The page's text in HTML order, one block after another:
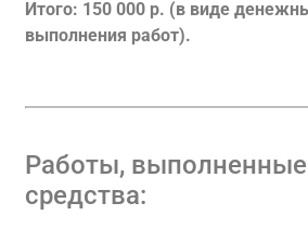
Итого: 150 000 р. (в виде
выполнения работ).
Работы,
средства: